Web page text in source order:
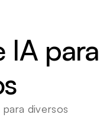
IA para
diversos